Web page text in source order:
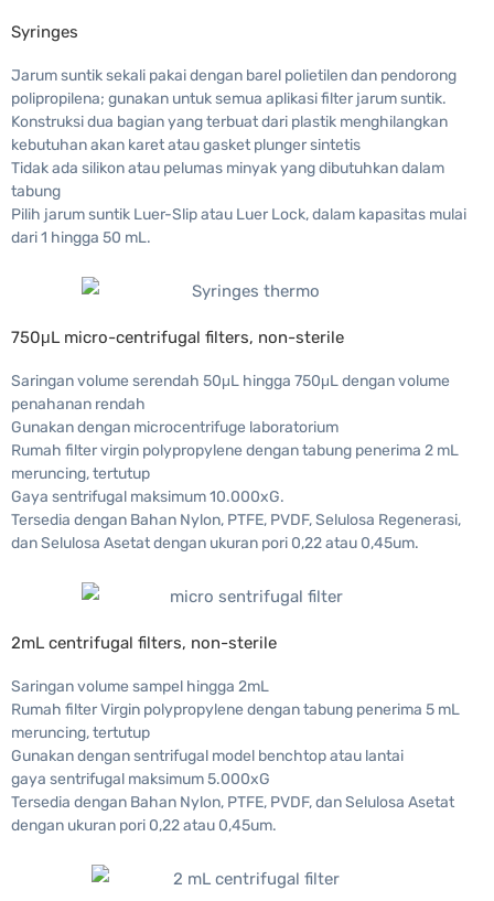
Syringes
Jarum suntik sekali pakai dengan barel polietilen dan pendorong
polipropilena; gunakan untuk semua aplikasi filter jarum suntik.
Konstruksi dua bagian yang terbuat dari plastik menghilangkan
kebutuhan akan karet atau gasket plunger sintetis
Tidak ada silikon atau pelumas minyak yang dibutuhkan dalam
tabung
Pilih jarum suntik Luer-Slip atau Luer Lock, dalam kapasitas mulai
dari 1 hingga 50 mL.
750μL micro-centrifugal filters, non-sterile
Saringan volume serendah 50μL hingga 750μL dengan volume
penahanan rendah
Gunakan dengan microcentrifuge laboratorium
Rumah filter virgin polypropylene dengan tabung penerima 2 mL
meruncing, tertutup
Gaya sentrifugal maksimum 10.000xG.
Tersedia dengan Bahan Nylon, PTFE, PVDF, Selulosa Regenerasi,
dan Selulosa Asetat dengan ukuran pori 0,22 atau 0,45um.
2mL centrifugal filters, non-sterile
Saringan volume sampel hingga 2mL
Rumah filter Virgin polypropylene dengan tabung penerima 5 mL
meruncing, tertutup
Gunakan dengan sentrifugal model benchtop atau lantai
gaya sentrifugal maksimum 5.000xG
Tersedia dengan Bahan Nylon, PTFE, PVDF, dan Selulosa Asetat
dengan ukuran pori 0,22 atau 0,45um.